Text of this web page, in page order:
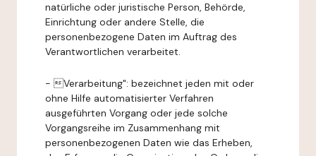
natürliche oder juristische Person, Behörde,
Einrichtung oder andere Stelle, die
personenbezogene Daten im Auftrag des
Verantwortlichen verarbeitet.
- Verarbeitung": bezeichnet jeden mit oder
ohne Hilfe automatisierter Verfahren
ausgeführten Vorgang oder jede solche
Vorgangsreihe im Zusammenhang mit
personenbezogenen Daten wie das Erheben,